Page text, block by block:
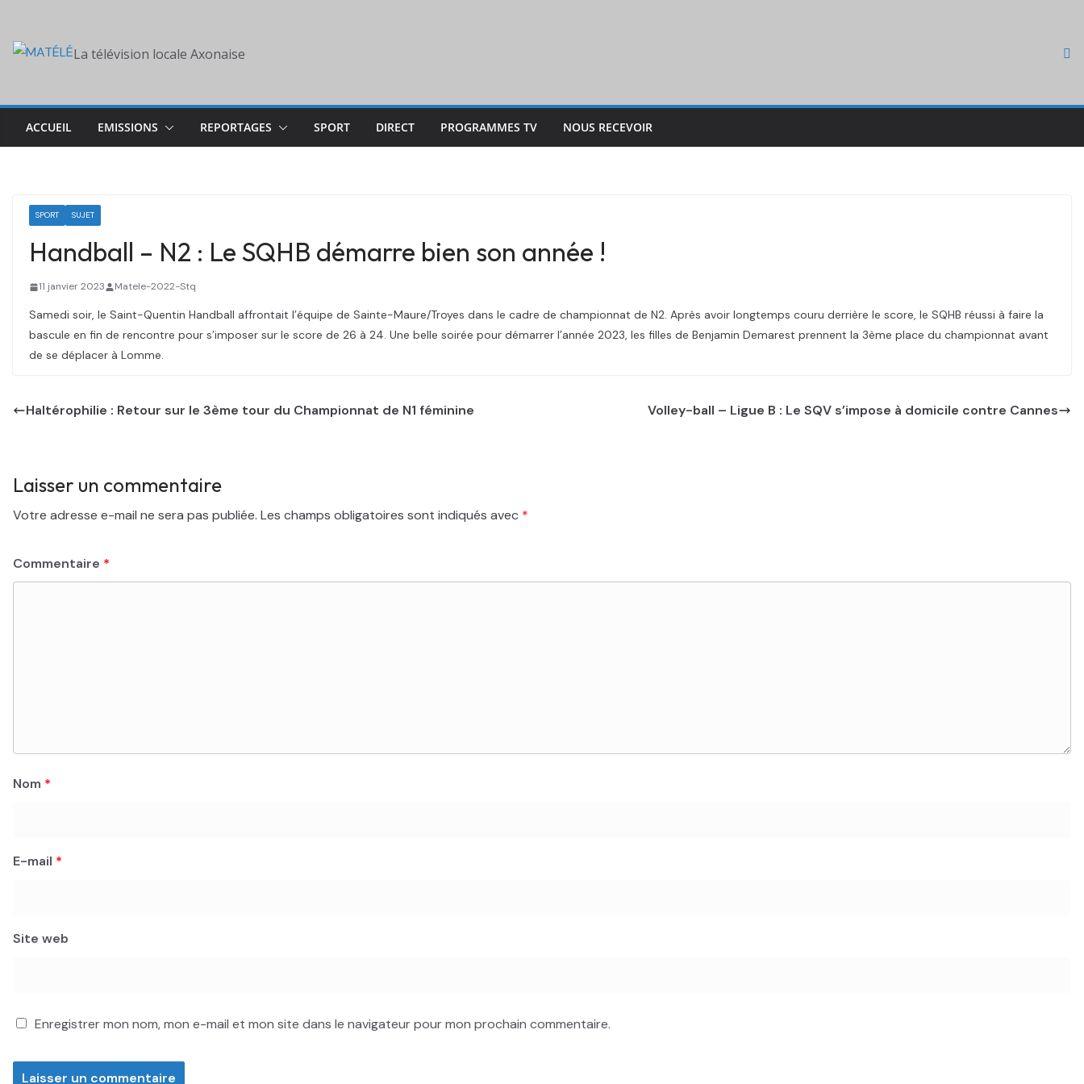
content
La télévision locale Axonaise
ACCUEIL EMISSIONS REPORTAGES SPORT DIRECT PROGRAMMES TV NOUS RECEVOIR
SPORT SUJET
Handball – N2 : Le SQHB démarre bien son année !
11 janvier 2023 Matele-2022-Stq
Samedi soir, le Saint-Quentin Handball affrontait l’équipe de Sainte-Maure/Troyes dans le cadre de championnat de N2. Après avoir longtemps couru derrière le score, le SQHB réussi à faire la
bascule en fin de rencontre pour s’imposer sur le score de 26 à 24. Une belle soirée pour démarrer l’année 2023, les filles de Benjamin Demarest prennent la 3ème place du championnat avant
de se déplacer à Lomme.
Haltérophilie : Retour sur le 3ème tour du Championnat de N1 féminine Volley-ball – Ligue B : Le SQV s’impose à domicile contre Cannes
Laisser un commentaire
Votre adresse e-mail ne sera pas publiée. Les champs obligatoires sont indiqués avec *
Commentaire *
Nom *
E-mail *
Site web
Enregistrer mon nom, mon e-mail et mon site dans le navigateur pour mon prochain commentaire.